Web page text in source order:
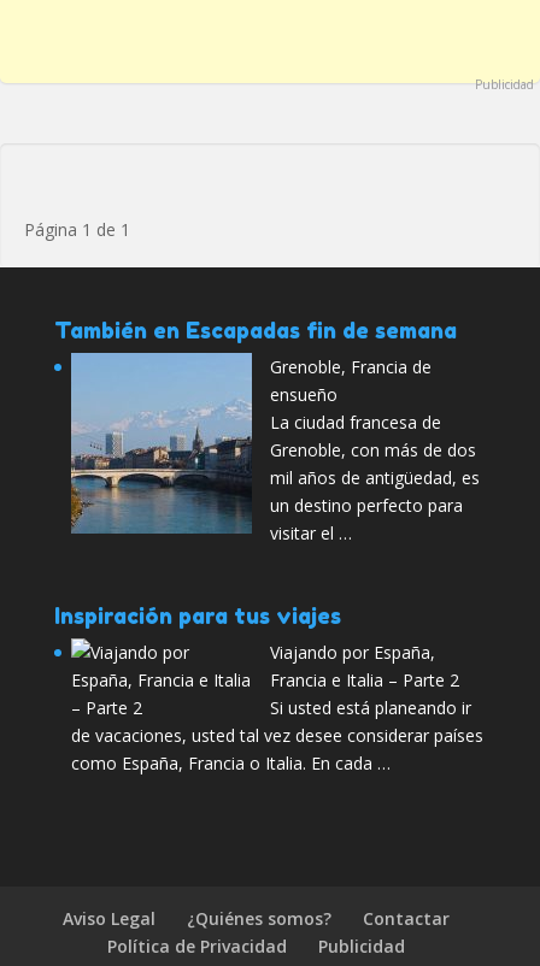
Publicidad
Página 1 de 1
También en Escapadas fin de semana
Grenoble, Francia de
ensueño
La ciudad francesa de
Grenoble, con más de dos
mil años de antigüedad, es
un destino perfecto para
visitar el …
Inspiración para tus viajes
Viajando por España,
Francia e Italia – Parte 2
Si usted está planeando ir
de vacaciones, usted tal vez desee considerar países
como España, Francia o Italia. En cada …
Aviso Legal ¿Quiénes somos?
Contactar
Política de Privacidad
Publicidad